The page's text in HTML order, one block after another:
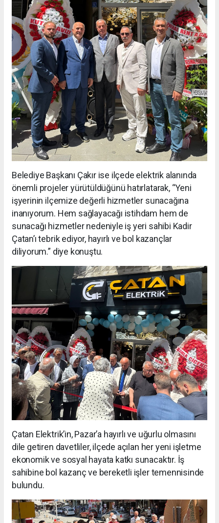
Belediye Başkanı Çakır ise ilçede elektrik alanında
önemli projeler yürütüldüğünü hatırlatarak, “Yeni
işyerinin ilçemize değerli hizmetler sunacağına
inanıyorum. Hem sağlayacağı istihdam hem de
sunacağı hizmetler nedeniyle iş yeri sahibi Kadir
Çatan’ı tebrik ediyor, hayırlı ve bol kazançlar
diliyorum.” diye konuştu.
Çatan Elektrik’in, Pazar’a hayırlı ve uğurlu olmasını
dile getiren davetliler, ilçede açılan her yeni işletme
ekonomik ve sosyal hayata katkı sunacaktır. İş
sahibine bol kazanç ve bereketli işler temennisinde
bulundu.